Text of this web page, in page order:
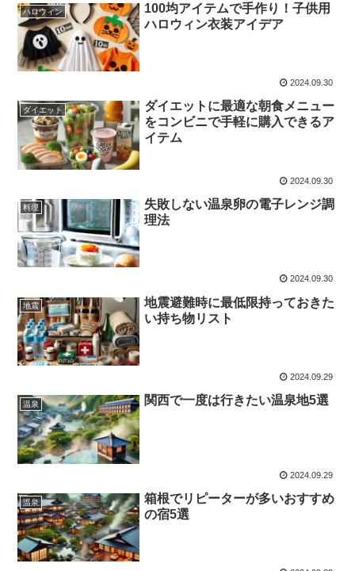
ハロウィン
100均アイテムで手作り！子供用
ハロウィン衣装アイデア
2024.09.30
ダイエット
ダイエットに最適な朝食メニュー
をコンビニで手軽に購入できるア
イテム
2024.09.30
料理
失敗しない温泉卵の電子レンジ調
理法
2024.09.30
地震
地震避難時に最低限持っておきた
い持ち物リスト
2024.09.29
温泉 関西で一度は行きたい温泉地5選
2024.09.29
温泉
箱根でリピーターが多いおすすめ
の宿5選